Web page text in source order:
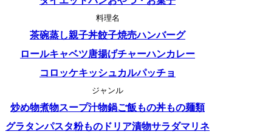
料理名
茶碗蒸し親子丼餃子焼売ハンバーグ
ロールキャベツ唐揚げチャーハンカレー
コロッケキッシュカルパッチョ
ジャンル
炒め物煮物スープ汁物鍋ご飯もの丼もの麺類
グラタンパスタ粉もの ドリア漬物サラダマリネ